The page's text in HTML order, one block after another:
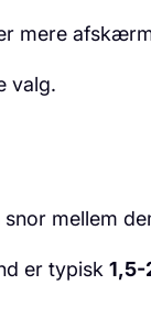
mere
valg.
mellem
er typisk 1,5-